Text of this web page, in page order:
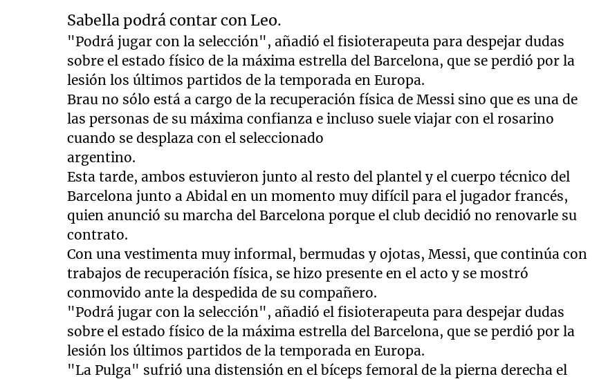
Sabella podrá contar con Leo.
"Podrá jugar con la selección", añadió el fisioterapeuta para despejar dudas
sobre el estado físico de la máxima estrella del Barcelona, que se perdió por la
lesión los últimos partidos de la temporada en Europa.
Brau no sólo está a cargo de la recuperación física de Messi sino que es una de
las personas de su máxima confianza e incluso suele viajar con el rosarino
cuando se desplaza con el seleccionado
argentino.
Esta tarde, ambos estuvieron junto al resto del plantel y el cuerpo técnico del
Barcelona junto a Abidal en un momento muy difícil para el jugador francés,
quien anunció su marcha del Barcelona porque el club decidió no renovarle su
contrato.
Con una vestimenta muy informal, bermudas y ojotas, Messi, que continúa con
trabajos de recuperación física, se hizo presente en el acto y se mostró
conmovido ante la despedida de su compañero.
"Podrá jugar con la selección", añadió el fisioterapeuta para despejar dudas
sobre el estado físico de la máxima estrella del Barcelona, que se perdió por la
lesión los últimos partidos de la temporada en Europa.
"La Pulga" sufrió una distensión en el bíceps femoral de la pierna derecha el